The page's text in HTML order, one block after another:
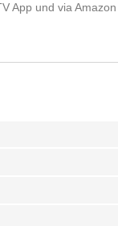
App und via